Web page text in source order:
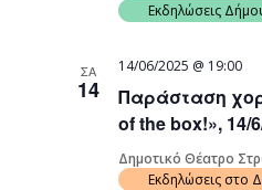
Εκδηλώσεις
ΣΑ
14
Παράσταση
of the box!», 14/
14/06/2025 @ 19:00
Δημοτικό Θέατρο
Εκδηλώσεις στο